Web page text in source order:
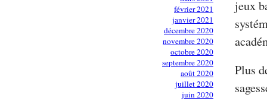
février 2021
janvier 2021
décembre 2020
novembre 2020
octobre 2020
septembre 2020
août 2020
juillet 2020
juin 2020
jeux
Plus